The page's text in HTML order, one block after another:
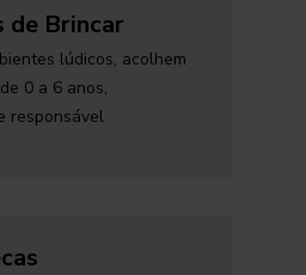
de Brincar
lúdicos, acolhem
0 a 6 anos,
responsável